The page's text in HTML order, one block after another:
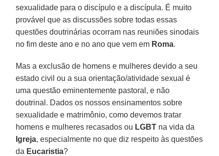
sexualidade para o discípulo e a discípula. É muito
provável que as discussões sobre todas essas
questões doutrinárias ocorram nas reuniões sinodais
no fim deste ano e no ano que vem em Roma.
Mas a exclusão de homens e mulheres devido a seu
estado civil ou a sua orientação/atividade sexual é
uma questão eminentemente pastoral, e não
doutrinal. Dados os nossos ensinamentos sobre
sexualidade e matrimônio, como devemos tratar
homens e mulheres recasados ou LGBT na vida da
Igreja, especialmente no que diz respeito às questões
da Eucaristia?